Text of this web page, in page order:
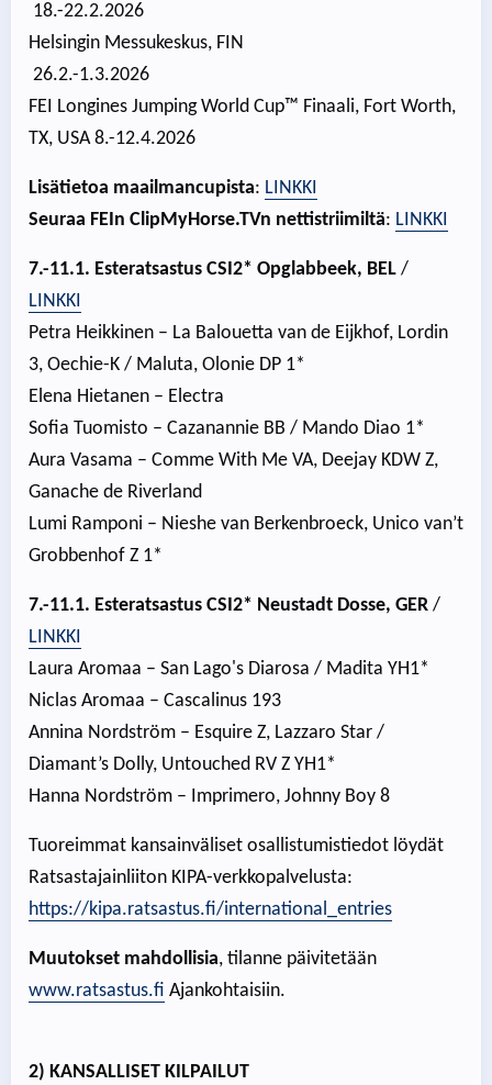
18.-22.2.2026
Helsingin Messukeskus, FIN
26.2.-1.3.2026
FEI Longines Jumping World Cup™ Finaali, Fort Worth,
TX, USA 8.-12.4.2026
Lisätietoa maailmancupista: LINKKI
Seuraa FEIn ClipMyHorse.TVn nettistriimiltä: LINKKI
7.-11.1. Esteratsastus CSI2* Opglabbeek, BEL /
LINKKI
Petra Heikkinen – La Balouetta van de Eijkhof, Lordin
3, Oechie-K / Maluta, Olonie DP 1*
Elena Hietanen – Electra
Sofia Tuomisto – Cazanannie BB / Mando Diao 1*
Aura Vasama – Comme With Me VA, Deejay KDW Z,
Ganache de Riverland
Lumi Ramponi – Nieshe van Berkenbroeck, Unico van’t
Grobbenhof Z 1*
7.-11.1. Esteratsastus CSI2* Neustadt Dosse, GER /
LINKKI
Laura Aromaa – San Lago's Diarosa / Madita YH1*
Niclas Aromaa – Cascalinus 193
Annina Nordström – Esquire Z, Lazzaro Star /
Diamant’s Dolly, Untouched RV Z YH1*
Hanna Nordström – Imprimero, Johnny Boy 8
Tuoreimmat kansainväliset osallistumistiedot löydät
Ratsastajainliiton KIPA-verkkopalvelusta:
https://kipa.ratsastus.fi/international_entries
Muutokset mahdollisia, tilanne päivitetään
www.ratsastus.fi Ajankohtaisiin.
2) KANSALLISET KILPAILUT